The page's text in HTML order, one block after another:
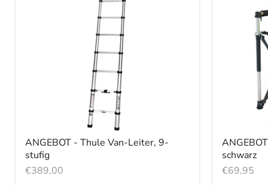
ANGEBOT - Thule Van-Leiter, 9-
stufig
€389,00
schwarz
€69,95